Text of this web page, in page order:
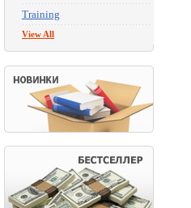
Training
View All